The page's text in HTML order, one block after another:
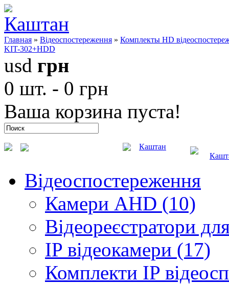
Главная » Відеоспостереження » Комплекты HD
KIT-302+HDD
usd грн
0 шт. - 0 грн
Ваша корзина пуста!
Каштан
Відеоспостереження
Камери AHD (10)
Відеореєстратори
IP відеокамери (17)
Комплекти IP